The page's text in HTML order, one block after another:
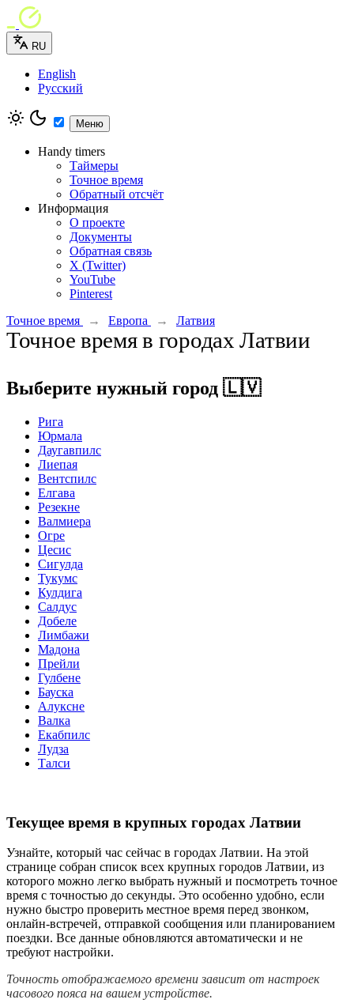
RU
English
Русский
Меню
Handy timers
Таймеры
Точное время
Обратный отсчёт
Информация
О проекте
Документы
Обратная связь
X (Twitter)
YouTube
Pinterest
Точное время
→ Европа → Латвия
Точное время в городах Латвии
Выберите нужный город 🇱🇻
Рига
Юрмала
Даугавпилс
Лиепая
Вентспилс
Елгава
Резекне
Валмиера
Огре
Цесис
Сигулда
Тукумс
Кулдига
Салдус
Добеле
Лимбажи
Мадона
Прейли
Гулбене
Бауска
Алуксне
Валка
Екабпилс
Лудза
Талси
Текущее время в крупных городах Латвии
Узнайте, который час сейчас в городах Латвии. На этой
странице собран список всех крупных городов Латвии, из
которого можно легко выбрать нужный и посмотреть точное
время с точностью до секунды. Это особенно удобно, если
нужно быстро проверить местное время перед звонком,
онлайн-встречей, отправкой сообщения или планированием
поездки. Все данные обновляются автоматически и не
требуют настройки.
Точность отображаемого времени зависит от настроек
часового пояса на вашем устройстве.